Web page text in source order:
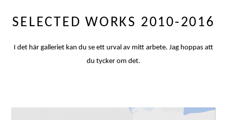
SELECTED WORKS 2010-2016
I det här galleriet kan du se ett urval av mitt arbete. Jag hoppas att
du tycker om det.